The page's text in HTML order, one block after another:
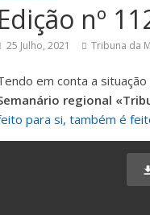
Edição nº
25 Julho, 2021 Tribuna da
em conta a
regional
para si, também é